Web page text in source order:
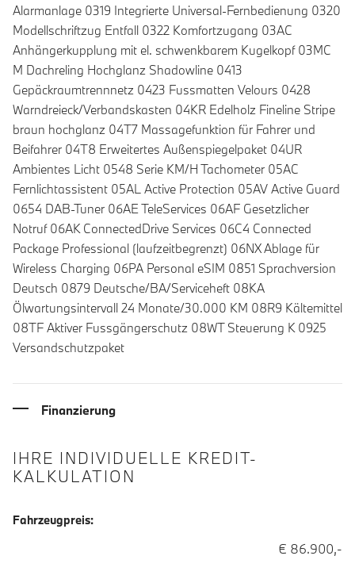
Alarmanlage 0319 Integrierte Universal-Fernbedienung 0320
Modellschriftzug Entfall 0322 Komfortzugang 03AC
Anhängerkupplung mit el. schwenkbarem Kugelkopf 03MC
M Dachreling Hochglanz Shadowline 0413
Gepäckraumtrennnetz 0423 Fussmatten Velours 0428
Warndreieck/Verbandskasten 04KR Edelholz Fineline Stripe
braun hochglanz 04T7 Massagefunktion für Fahrer und
Beifahrer 04T8 Erweitertes Außenspiegelpaket 04UR
Ambientes Licht 0548 Serie KM/H Tachometer 05AC
Fernlichtassistent 05AL Active Protection 05AV Active Guard
0654 DAB-Tuner 06AE TeleServices 06AF Gesetzlicher
Notruf 06AK ConnectedDrive Services 06C4 Connected
Package Professional (laufzeitbegrenzt) 06NX Ablage für
Wireless Charging 06PA Personal eSIM 0851 Sprachversion
Deutsch 0879 Deutsche/BA/Serviceheft 08KA
Ölwartungsintervall 24 Monate/30.000 KM 08R9 Kältemittel
08TF Aktiver Fussgängerschutz 08WT Steuerung K 0925
Versandschutzpaket
Finanzierung
IHRE INDIVIDUELLE KREDIT-
KALKULATION
Fahrzeugpreis:
€ 86.900,-